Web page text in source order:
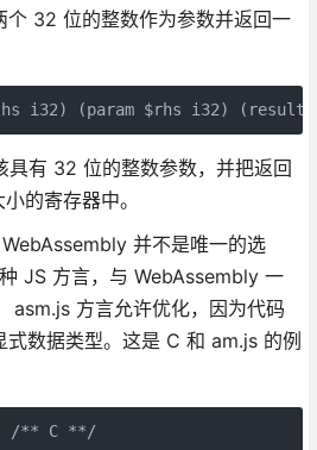
个 32 位的整数作为参数并返回一
i32) (param $rhs i32) (result
具有 32 位的整数参数，并把返回
的寄存器中。
并不是唯一的选
JS 方言，与 WebAssembly 一
asm.js 方言允许优化，因为代码
式数据类型。这是 C 和 am.js 的例
** C **/